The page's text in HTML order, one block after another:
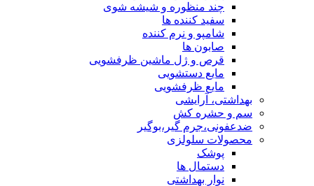
چند منظوره و شیشه شوی
سفید کننده ها
شامپو و نرم کننده
صابون ها
قرص و ژل ماشین ظرفشویی
مایع دستشویی
مایع ظرفشویی
بهداشتی، آرایشی
سم و حشره کش
ضدعفونی،جرم گیر،بوگیر
محصولات سلولزی
پوشک
دستمال ها
نوار بهداشتی